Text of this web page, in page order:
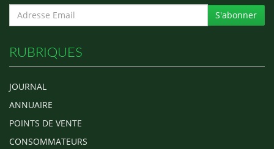
S'abonner
RUBRIQUES
JOURNAL
ANNUAIRE
POINTS DE VENTE
CONSOMMATEURS